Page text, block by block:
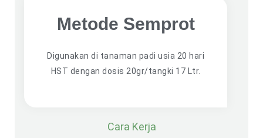
Metode Semprot
Digunakan di tanaman padi usia 20 hari
HST dengan dosis 20gr/tangki 17 Ltr.
Cara Kerja